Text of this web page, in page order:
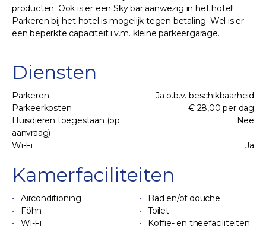
producten. Ook is er een Sky bar aanwezig in het hotel!
Parkeren bij het hotel is mogelijk tegen betaling. Wel is er
een beperkte capaciteit i.v.m. kleine parkeergarage.
Diensten
Parkeren
Ja o.b.v. beschikbaarheid
Parkeerkosten
€ 28,00 per dag
Huisdieren toegestaan (op
aanvraag)
Nee
Wi-Fi Ja
Kamerfaciliteiten
Airconditioning
Bad en/of douche
Föhn
Toilet
Wi-Fi
Koffie- en theefaciliteiten